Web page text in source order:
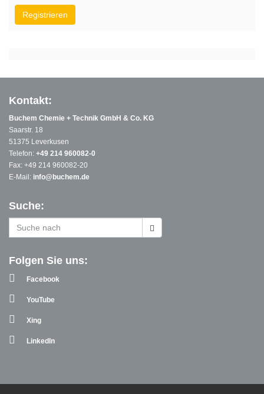
Kontakt:
Buchem Chemie + Technik GmbH & Co. KG
Saarstr. 18
51375 Leverkusen
Telefon: +49 214 960082-0
Fax: +49 214 960082-20
E-Mail: info@buchem.de
Suche:
Folgen Sie uns:
Facebook
YouTube
Xing
LinkedIn